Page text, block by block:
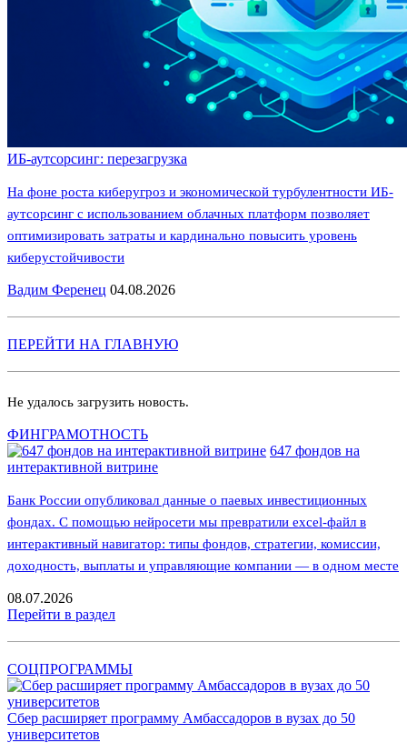
ИБ-аутсорсинг: перезагрузка
На фоне роста киберугроз и экономической турбулентности ИБ-
аутсорсинг с использованием облачных платформ позволяет
оптимизировать затраты и кардинально повысить уровень
киберустойчивости
Вадим Ференец 04.08.2026
ПЕРЕЙТИ НА ГЛАВНУЮ
Не удалось загрузить новость.
ФИНГРАМОТНОСТЬ
647 фондов на
интерактивной витрине
Банк России опубликовал данные о паевых инвестиционных
фондах. С помощью нейросети мы превратили excel-файл в
интерактивный навигатор: типы фондов, стратегии, комиссии,
доходность, выплаты и управляющие компании — в одном месте
08.07.2026
Перейти в раздел
СОЦПРОГРАММЫ
Сбер расширяет программу Амбассадоров в вузах до 50
университетов